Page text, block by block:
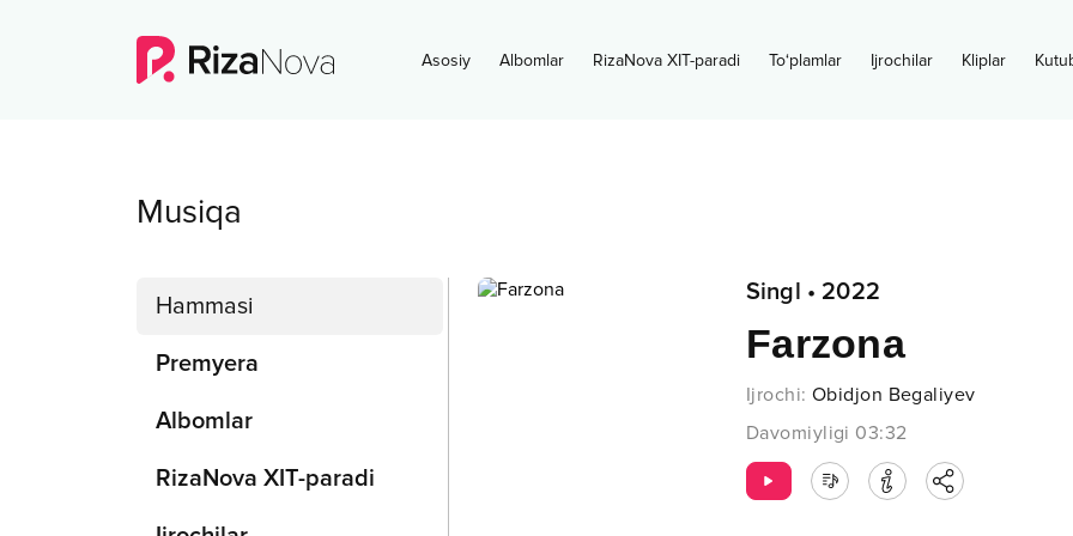
Asosiy Albomlar RizaNova XIT-paradi To‘plamlar Ijrochilar Kliplar
Musiqa
Hammasi
Premyera
Albomlar
RizaNova XIT-paradi
Singl • 2022
Farzona
Ijrochi: Obidjon Begaliyev
Davomiyligi 03:32